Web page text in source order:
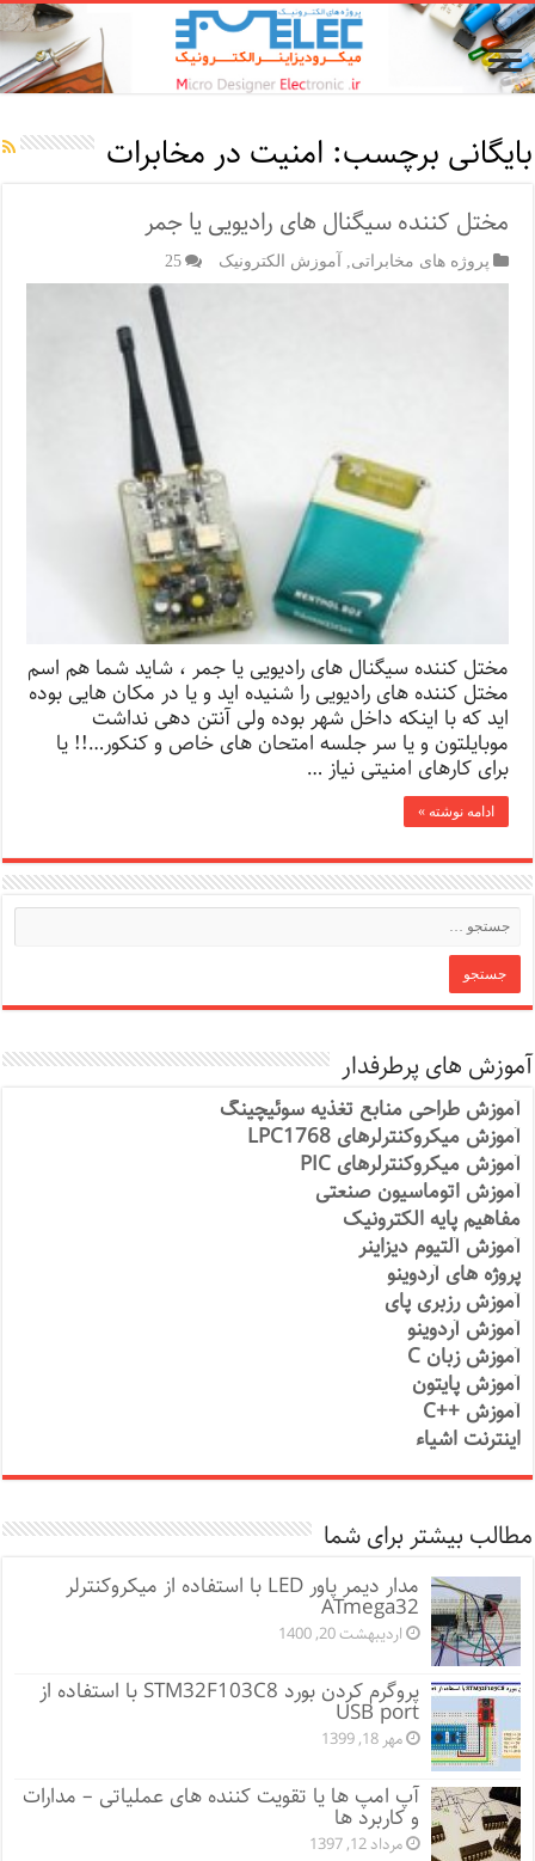
بایگانی برچسب: امنیت در مخابرات
مختل کننده سیگنال های رادیویی یا جمر
پروژه های مخابراتی آموزش الکترونیک 25
مختل کننده سیگنال های رادیویی یا جمر ، شاید شما هم اسم
مختل کننده های رادیویی را شنیده اید و یا در مکان هایی بوده
اید که با اینکه داخل شهر بوده ولی آنتن دهی نداشت
موبایلتون و یا سر جلسه امتحان های خاص و کنکور…!! یا
برای کارهای امنیتی نیاز …
ادامه نوشته »
آموزش های پرطرفدار
آموزش طراحی منابع تغذیه سوئیچینگ
آموزش میکروکنترلرهای LPC1768
آموزش میکروکنترلرهای PIC
آموزش اتوماسیون صنعتی
مفاهیم پایه الکترونیک
آموزش آلتیوم دیزاینر
پروژه های آردوینو
آموزش رزبری پای
آموزش آردوینو
آموزش زبان C
آموزش پایتون
آموزش ++C
اینترنت اشیاء
مطالب بیشتر برای شما
مدار دیمر پاور LED با استفاده از میکروکنترلر
ATmega32
اردیبهشت 20, 1400
پروگرم کردن بورد STM32F103C8 با استفاده از
USB port
مهر 18, 1399
آپ امپ ها یا تقویت کننده های عملیاتی – مدارات
و کاربرد ها
مرداد 12, 1397